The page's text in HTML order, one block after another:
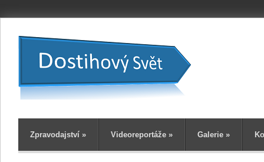
Zpravodajství » Videoreportáže » Galerie »